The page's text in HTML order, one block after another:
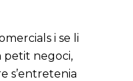
i se li
petit negoci,
s’entretenia